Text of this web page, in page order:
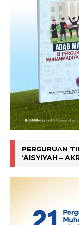
PERGURUAN
‘AISYIYAH –